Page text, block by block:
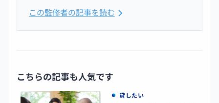
この監修者の記事を読む
こちらの記事も人気です
貸したい